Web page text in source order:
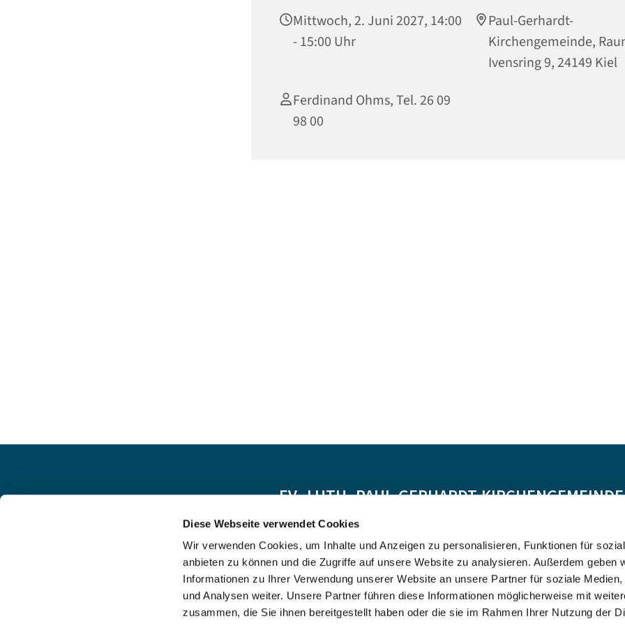
Diese Webseite verwendet Cookies
Wir verwenden Cookies, um Inhalte und Anzeigen zu personalisieren, Funktionen für
anbieten zu können und die Zugriffe auf unsere Website zu analysieren. Außerdem geben
Informationen zu Ihrer Verwendung unserer Website an unsere Partner für soziale Medien,
und Analysen weiter. Unsere Partner führen diese Informationen möglicherweise mit
zusammen, die Sie ihnen bereitgestellt haben oder die sie im Rahmen Ihrer Nutzung der
Mittwoch, 2. Juni 2027, 14:00
- 15:00 Uhr
Paul-Gerhardt-
Kirchengemeinde,
Ivensring 9, 24149 Kiel
Ferdinand Ohms, Tel. 26 09
98 00
EV.-LUTH. PAUL-GERHARDT-
Spendenkonto:
DE55 5206 0410 0706 4634 01, Evangelische Bank
Kontoinhaber: Ev.-Luth. Kirchenkreis Altholstein